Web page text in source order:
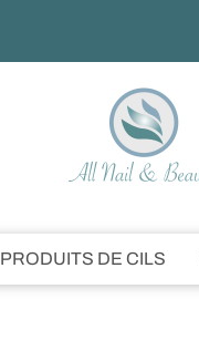
PRODUITS DE CILS